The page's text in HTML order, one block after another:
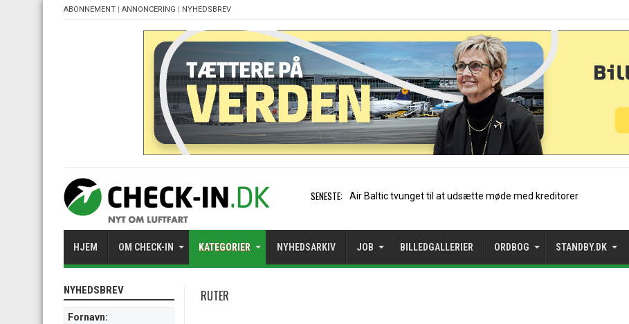
ABONNEMENT | ANNONCERING | NYHEDSBREV
SENESTE: Stockholm-Arlanda satte rekord i
HJEM OM CHECK-IN KATEGORIER NYHEDSARKIV JOB BILLEDGALLERIER ORDBOG STANDBY.DK
RUTER
NYHEDSBREV
Fornavn: